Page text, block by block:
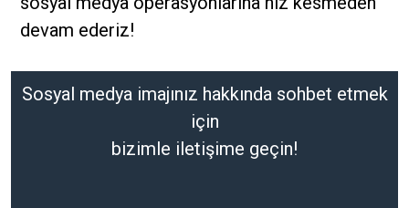
devam ederiz!
Sosyal medya imajınız hakkında sohbet etmek
için
bizimle iletişime geçin!